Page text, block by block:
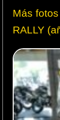
Más
RALLY